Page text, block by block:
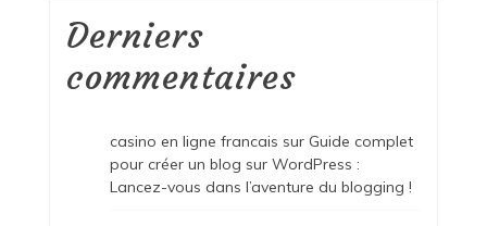
Derniers
commentaires
casino en ligne francais sur Guide complet
pour créer un blog sur WordPress :
Lancez-vous dans l’aventure du blogging !